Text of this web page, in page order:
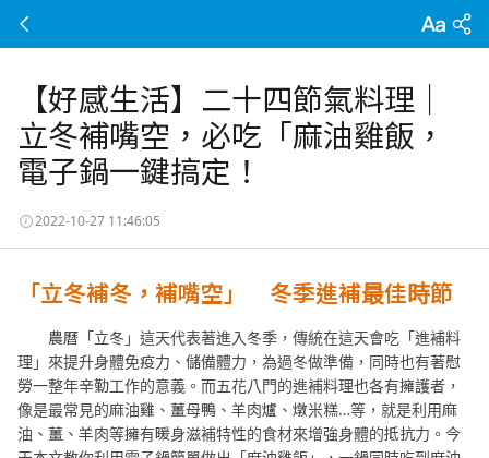
【好感生活】二十四節氣料理｜
立冬補嘴空，必吃「麻油雞飯，
電子鍋一鍵搞定！
2022-10-27 11:46:05
「立冬補冬，補嘴空」 冬季進補最佳時節
農曆「立冬」這天代表著進入冬季，傳統在這天會吃「進補料
理」來提升身體免疫力、儲備體力，為過冬做準備，同時也有著慰
勞一整年辛勤工作的意義。而五花八門的進補料理也各有擁護者，
像是最常見的麻油雞、薑母鴨、羊肉爐、燉米糕…等，就是利用麻
油、薑、羊肉等擁有暖身滋補特性的食材來增強身體的抵抗力。今